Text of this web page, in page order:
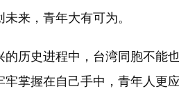
来，青年大有可为。
史进程中，台湾同胞不能也
掌握在自己手中，青年人更